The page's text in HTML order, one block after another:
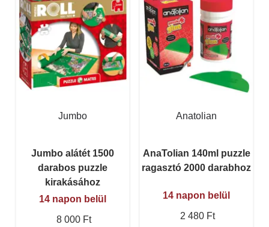
Jumbo
Jumbo alátét 1500
darabos puzzle
kirakásához
14 napon belül
8 000 Ft
Anatolian
AnaTolian 140ml puzzle
ragasztó 2000 darabhoz
14 napon belül
2 480 Ft